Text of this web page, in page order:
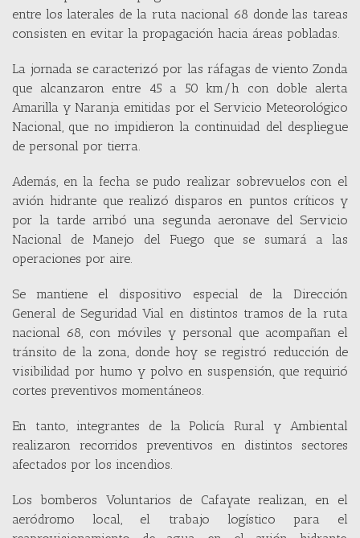
entre los laterales de la ruta nacional 68 donde las tareas
consisten en evitar la propagación hacia áreas pobladas.
La jornada se caracterizó por las ráfagas de viento Zonda
que alcanzaron entre 45 a 50 km/h con doble alerta
Amarilla y Naranja emitidas por el Servicio Meteorológico
Nacional, que no impidieron la continuidad del despliegue
de personal por tierra.
Además, en la fecha se pudo realizar sobrevuelos con el
avión hidrante que realizó disparos en puntos críticos y
por la tarde arribó una segunda aeronave del Servicio
Nacional de Manejo del Fuego que se sumará a las
operaciones por aire.
Se mantiene el dispositivo especial de la Dirección
General de Seguridad Vial en distintos tramos de la ruta
nacional 68, con móviles y personal que acompañan el
tránsito de la zona, donde hoy se registró reducción de
visibilidad por humo y polvo en suspensión, que requirió
cortes preventivos momentáneos.
En tanto, integrantes de la Policía Rural y Ambiental
realizaron recorridos preventivos en distintos sectores
afectados por los incendios.
Los bomberos Voluntarios de Cafayate realizan, en el
aeródromo local, el trabajo logístico para el